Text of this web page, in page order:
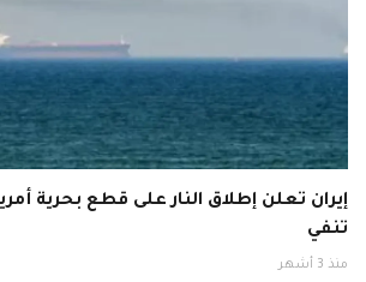
إيران تعلن إطلاق النار على قطع بحرية
تنفي
منذ 3 أشهر